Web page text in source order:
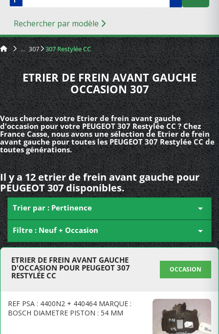
Rechercher par modèle
307 307 Restylée CC
ETRIER DE FREIN AVANT GAUCHE
OCCASION 307
Vous cherchez votre Etrier de frein avant gauche
d'occasion pour votre PEUGEOT 307 Restylée CC ? Chez
France Casse, nous avons une sélection de Etrier de frein
avant gauche pour toutes les PEUGEOT 307 Restylée CC de
toutes générations.
Il y a 12 etrier de frein avant gauche pour
PEUGEOT 307 disponibles.
Trier par : Pertinence 
Filtre : Neuf + Occasion 
ETRIER DE FREIN AVANT GAUCHE
D'OCCASION POUR PEUGEOT 307
RESTYLÉE CC
OCCASION
REF PSA : 4400N2 + 440464 MARQUE :
BOSCH DIAMETRE PISTON : 54 MM